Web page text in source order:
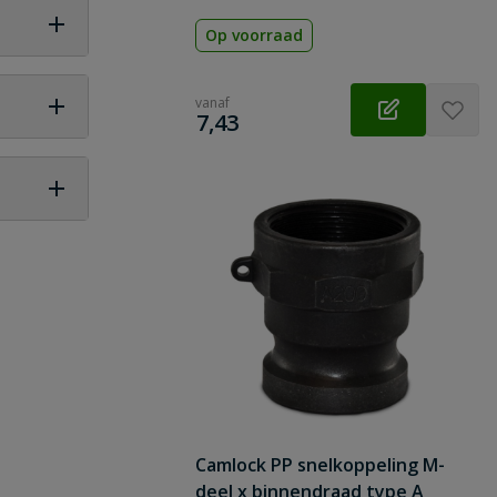
Op voorraad
vanaf
€
7,43
Camlock PP snelkoppeling M-
deel x binnendraad type A